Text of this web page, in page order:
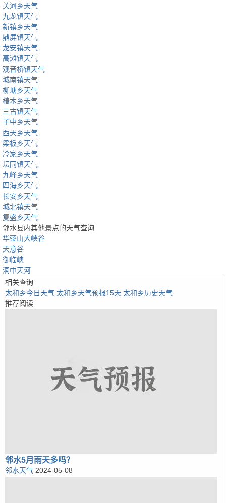
关河乡天气
九龙镇天气
新镇乡天气
鼎屏镇天气
龙安镇天气
高滩镇天气
观音桥镇天气
城南镇天气
柳塘乡天气
椿木乡天气
三古镇天气
子中乡天气
西天乡天气
梁板乡天气
冷家乡天气
坛同镇天气
九峰乡天气
四海乡天气
长安乡天气
城北镇天气
复盛乡天气
邻水县内其他景点的天气查询
华蓥山大峡谷
天意谷
御临峡
洞中天河
相关查询
太和乡今日天气 太和乡天气预报15天 太和乡历史天气
推荐阅读
邻水5月雨天多吗？
邻水天气 2024-05-08